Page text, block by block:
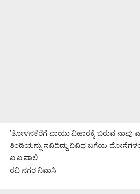
’ತೋಳನಕೆರೆಗೆ ವಾಯು ವಿಹಾರಕ್ಕೆ ಬರುವ ನಾವು
ತಿಂಡಿಯನ್ನು ಸವಿದಿದ್ದು ವಿವಿಧ ಬಗೆಯ
ಐ.ಐ.ವಾಲಿ
ರವಿ ನಗರ ನಿವಾಸಿ